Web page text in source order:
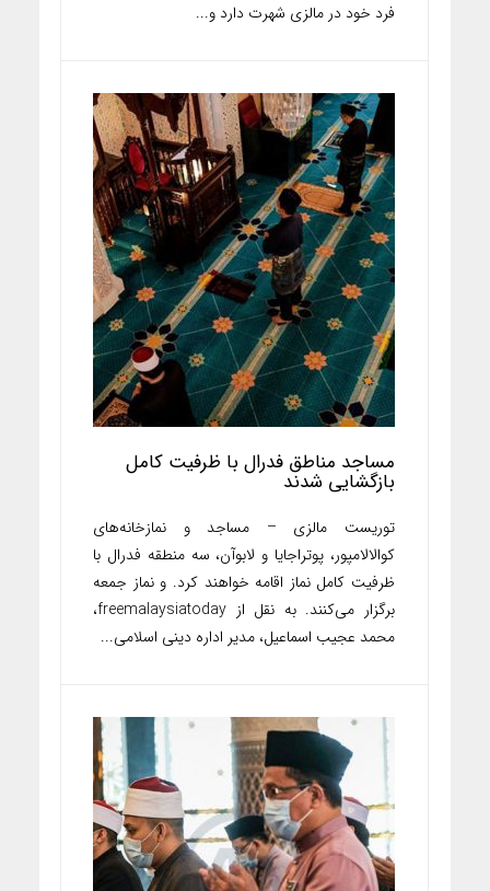
فرد خود در مالزی شهرت دارد و...
مساجد مناطق فدرال با ظرفیت کامل
بازگشایی شدند
توریست مالزی – مساجد و نمازخانه‌های
کوالالامپور، پوتراجایا و لابوآن، سه منطقه فدرال با
ظرفیت کامل نماز اقامه خواهند کرد. و نماز جمعه
برگزار می‌کنند. به نقل از freemalaysiatoday،
محمد عجیب اسماعیل، مدیر اداره دینی اسلامی...